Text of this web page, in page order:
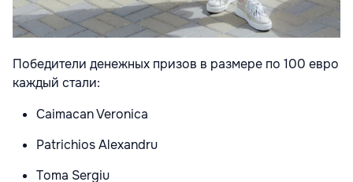
Победители денежных призов в размере по 100 евро
каждый стали:
Caimacan Veronica
Patrichios Alexandru
Toma Sergiu